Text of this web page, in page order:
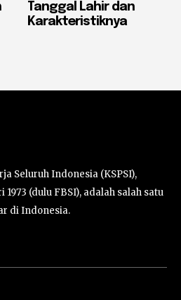
Tanggal Lahir dan
Karakteristiknya
Seluruh Indonesia (KSPSI),
(dulu FBSI), adalah salah satu
di Indonesia.